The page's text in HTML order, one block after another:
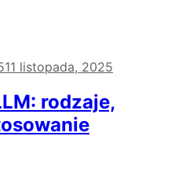
11 listopada, 2025
rodzaje,